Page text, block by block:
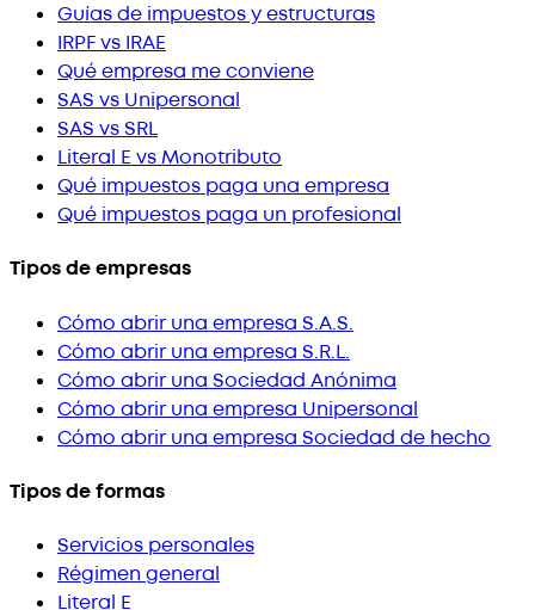
Guías de impuestos y estructuras
IRPF vs IRAE
Qué empresa me conviene
SAS vs Unipersonal
SAS vs SRL
Literal E vs Monotributo
Qué impuestos paga una empresa
Qué impuestos paga un profesional
Tipos de empresas
Cómo abrir una empresa S.A.S.
Cómo abrir una empresa S.R.L.
Cómo abrir una Sociedad Anónima
Cómo abrir una empresa Unipersonal
Cómo abrir una empresa Sociedad de hecho
Tipos de formas
Servicios personales
Régimen general
Literal E